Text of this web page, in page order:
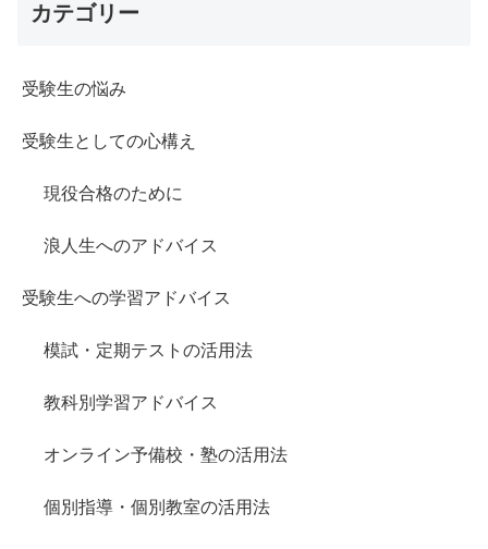
カテゴリー
受験生の悩み
受験生としての心構え
現役合格のために
浪人生へのアドバイス
受験生への学習アドバイス
模試・定期テストの活用法
教科別学習アドバイス
オンライン予備校・塾の活用法
個別指導・個別教室の活用法